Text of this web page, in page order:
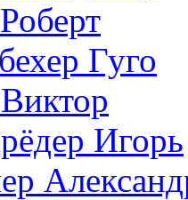
Гуго
Игорь